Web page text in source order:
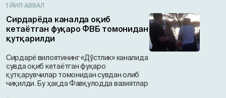
1 ЙИЛ АВВАЛ
Сирдарёда каналда оқиб
кетаётган фуқаро ФВБ томонидан
қутқарилди
Сирдарё вилоятининг «Дўстлик» каналида
сувда оқиб кетаётган фуқаро
қутқарувчилар томонидан сувдан олиб
чиқилди. Бу ҳақда Фавқулодда вазиятлар